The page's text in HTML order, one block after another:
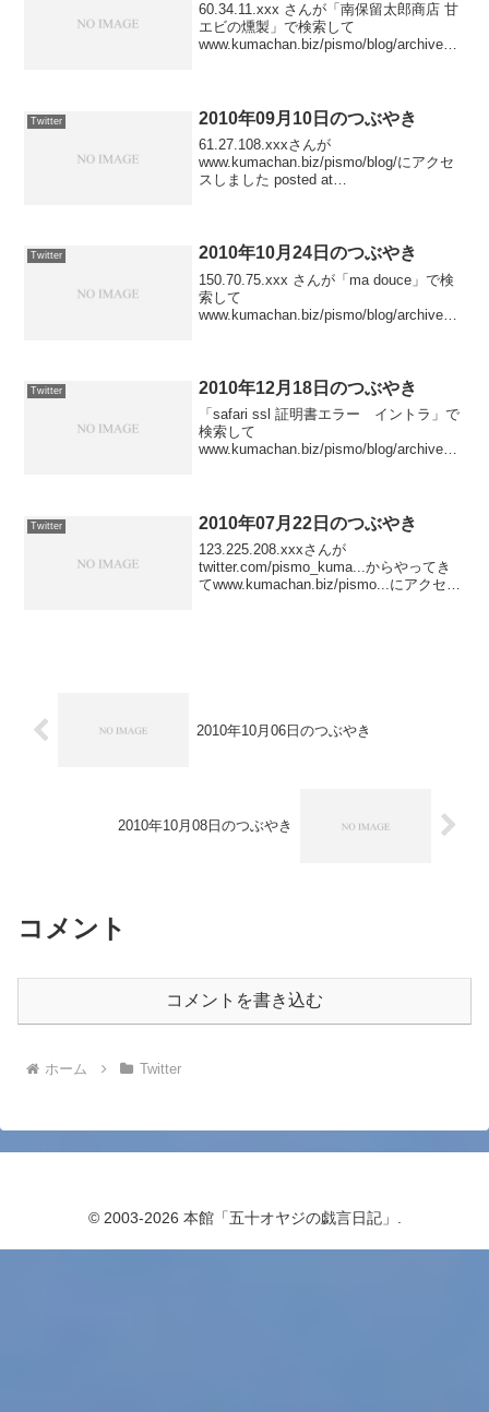
60.34.11.xxx さんが「南保留太郎商店 甘
エビの燻製」で検索して
www.kumachan.biz/pismo/blog/archives/2
Twitter 2010年09月10日のつぶやき
61.27.108.xxxさんが
www.kumachan.biz/pismo/blog/にアクセ
スしました posted at
Twitter 2010年10月24日のつぶやき
150.70.75.xxx さんが「ma douce」で検
索して
www.kumachan.biz/pismo/blog/archives/2
Twitter 2010年12月18日のつぶやき
「safari ssl 証明書エラー イントラ」で
検索して
www.kumachan.biz/pismo/blog/archives/fr
Twitter 2010年07月22日のつぶやき
123.225.208.xxxさんが
twitter.com/pismo_kuma...からやってき
てwww.kumachan.biz/pismo...にアクセス
2010年10月06日のつぶやき
2010年10月08日のつぶやき
コメント
コメントを書き込む
ホーム Twitter
© 2003-2026 本館「五十オヤジの戯言日記」.